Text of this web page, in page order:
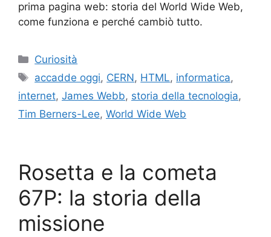
prima pagina web: storia del World Wide Web,
come funziona e perché cambiò tutto.
Categorie
Curiosità
Tag
accadde oggi, CERN, HTML, informatica,
internet, James Webb, storia della tecnologia,
Tim Berners-Lee, World Wide Web
Rosetta e la cometa
67P: la storia della
missione